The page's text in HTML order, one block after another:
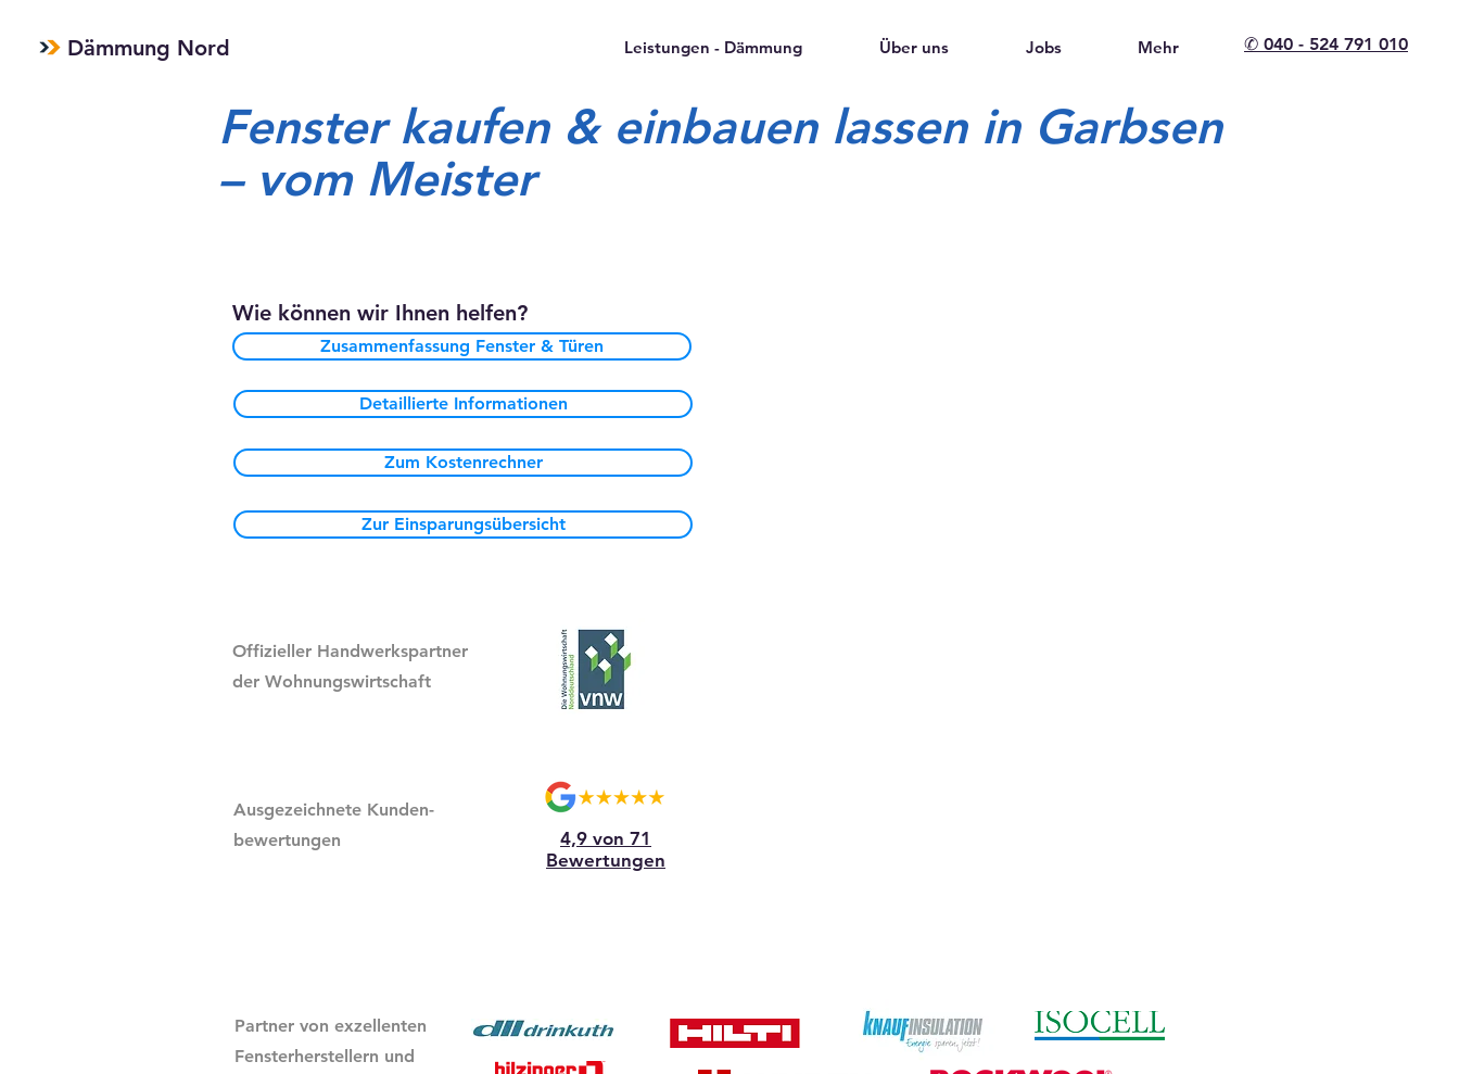
Dämmung Nord Leistungen - Dämmung Über uns Jobs Mehr ✆ 040 - 524 791 010
Fenster kaufen & einbauen lassen in Garbsen
– vom Meister
Wie können wir Ihnen helfen?
Zusammenfassung Fenster & Türen
Detaillierte Informationen
Zum Kostenrechner
Zur Einsparungsübersicht
Offizieller Handwerkspartner
der Wohnungswirtschaft
Ausgezeichnete Kunden-
bewertungen
4,9 von 71
Bewertungen
Partner von exzellenten
Fensterherstellern und